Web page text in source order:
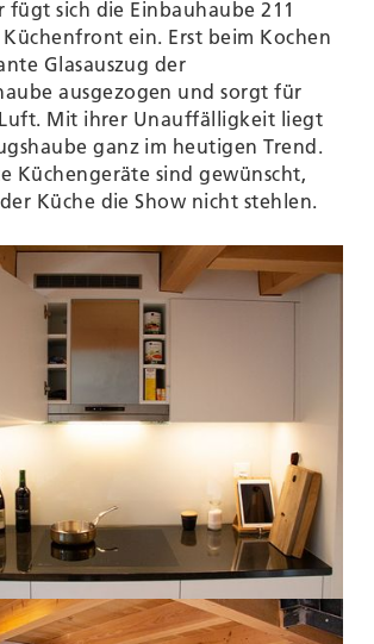
fügt sich die Einbauhaube 211
ein. Erst beim Kochen
Glasauszug der
ausgezogen und sorgt für
Mit ihrer Unauffälligkeit liegt
ganz im heutigen Trend.
Küchengeräte sind gewünscht,
Küche die Show nicht stehlen.